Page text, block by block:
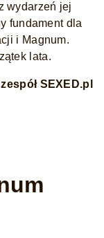
wydarzeń jej
fundament dla
i Magnum.
lata.
SEXED.pl